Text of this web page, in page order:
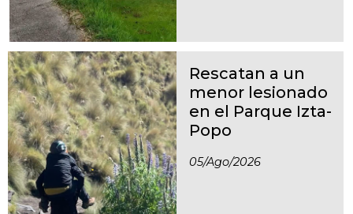
Rescatan a un
menor lesionado
en el Parque Izta-
Popo
05/ago/2026